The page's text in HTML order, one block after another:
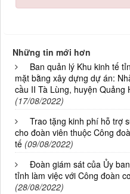
Những tin mới hơn
Ban quản lý Khu kinh tế
mặt bằng xây dựng dự án:
cầu II Tà Lùng, huyện Quảng
(17/08/2022)
Trao tặng kinh phí hỗ trợ
cho đoàn viên thuộc Công
tế (09/08/2022)
Đoàn giám sát của Ủy
tỉnh làm việc với Công đoàn
(28/08/2022)